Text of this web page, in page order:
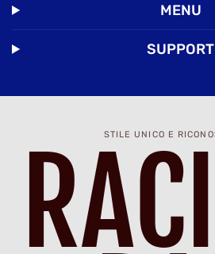
MENU
SUPPORT
STILE UNICO E